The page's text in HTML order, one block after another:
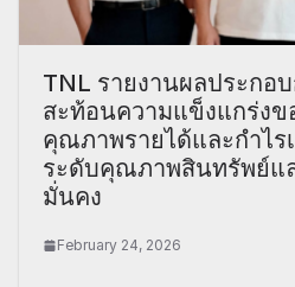
TNL รายงานผลประกอ
สะท้อนความแข็งแกร่งข
คุณภาพรายได้และกำไร
ระดับคุณภาพสินทรัพย์แ
มั่นคง
February 24, 2026